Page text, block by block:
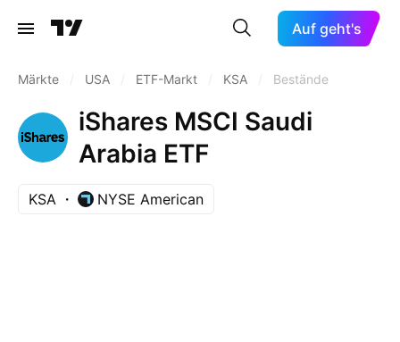
Auf geht's
Märkte USA ETF-Markt KSA Bestände
iShares MSCI Saudi
Arabia ETF
KSA NYSE American